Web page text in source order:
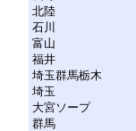
北陸
石川
富山
福井
埼玉群馬栃木
埼玉
大宮ソープ
群馬